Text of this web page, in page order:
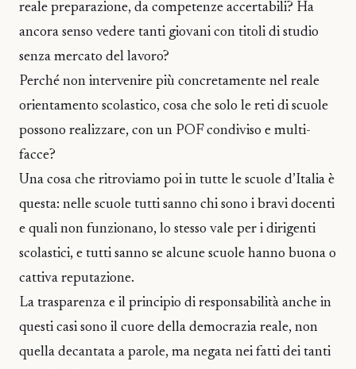
reale preparazione, da competenze accertabili? Ha
ancora senso vedere tanti giovani con titoli di studio
senza mercato del lavoro?
Perché non intervenire più concretamente nel reale
orientamento scolastico, cosa che solo le reti di scuole
possono realizzare, con un POF condiviso e multi-
facce?
Una cosa che ritroviamo poi in tutte le scuole d’Italia è
questa: nelle scuole tutti sanno chi sono i bravi docenti
e quali non funzionano, lo stesso vale per i dirigenti
scolastici, e tutti sanno se alcune scuole hanno buona o
cattiva reputazione.
La trasparenza e il principio di responsabilità anche in
questi casi sono il cuore della democrazia reale, non
quella decantata a parole, ma negata nei fatti dei tanti